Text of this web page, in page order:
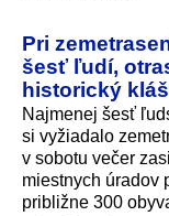
Pri
šesť ľudí,
historický
Najmenej šesť
si vyžiadalo
v sobotu večer
miestnych úradov
približne 300